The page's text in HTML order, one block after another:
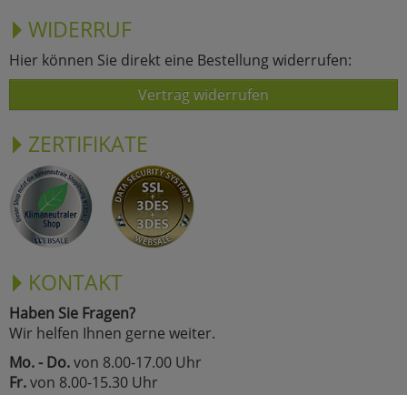
WIDERRUF
Hier können Sie direkt eine Bestellung widerrufen:
Vertrag widerrufen
ZERTIFIKATE
KONTAKT
Haben Sie Fragen?
Wir helfen Ihnen gerne weiter.
Mo. - Do.von 8.00-17.00 Uhr
Fr.von 8.00-15.30 Uhr